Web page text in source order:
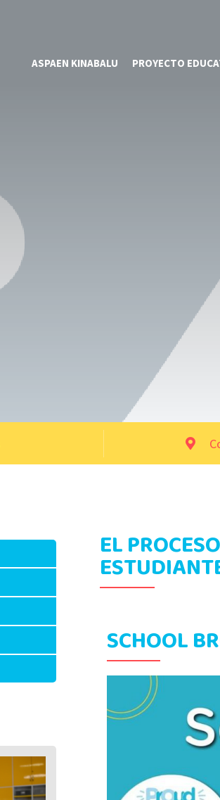
ASPAEN KINABALU PROYECTO
EL
SCHOOL